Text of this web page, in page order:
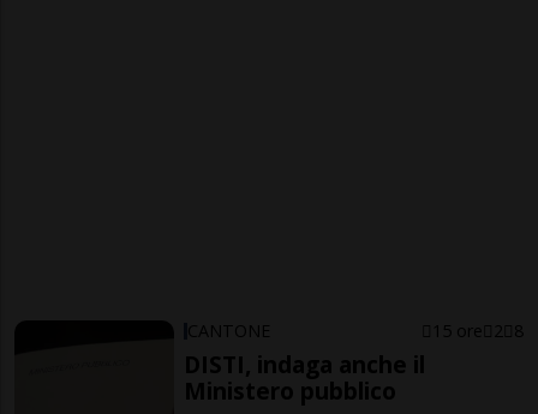
CANTONE 15 ore 2 8
DISTI, indaga anche il
Ministero pubblico